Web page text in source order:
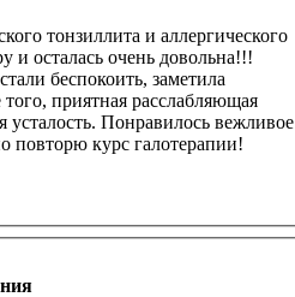
тонзиллита и аллергического
и осталась очень довольна!!!
беспокоить, заметила
приятная расслабляющая
Понравилось вежливое
повторю курс галотерапии!